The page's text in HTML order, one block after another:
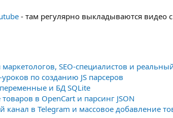
- там регулярно выкладываются видео
SEO-специалистов и
по созданию JS парсеров
и БД SQLite
в OpenCart и парсинг JSON
канал в Telegram и массовое добавление